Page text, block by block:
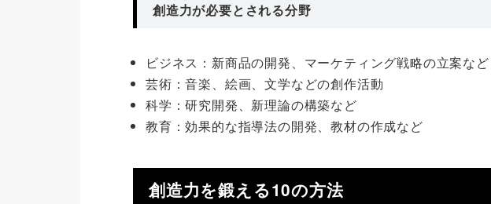
創造力が必要とされる分野
ビジネス：新商品の開発、マーケティング戦略の立案など
芸術：音楽、絵画、文学などの創作活動
科学：研究開発、新理論の構築など
教育：効果的な指導法の開発、教材の作成など
創造力を鍛える10の方法